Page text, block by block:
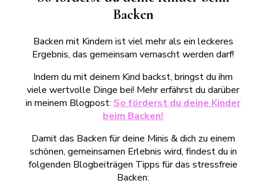
Backen
Backen mit Kindern ist viel mehr als ein leckeres
Ergebnis, das gemeinsam vernascht werden darf!
Indem du mit deinem Kind backst, bringst du ihm
viele wertvolle Dinge bei! Mehr erfährst du darüber
in meinem Blogpost: So förderst du deine Kinder
beim Backen!
Damit das Backen für deine Minis & dich zu einem
schönen, gemeinsamen Erlebnis wird, findest du in
folgenden Blogbeiträgen Tipps für das stressfreie
Backen: